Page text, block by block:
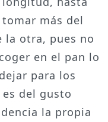
más del
la otra, pues no
en el pan lo
para los
del gusto
la propia